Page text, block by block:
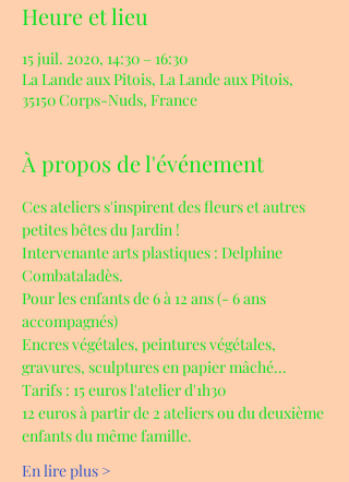
Heure et lieu
15 juil. 2020, 14:30 – 16:30
La Lande aux Pitois, La Lande aux Pitois,
35150 Corps-Nuds, France
À propos de l'événement
Ces ateliers s'inspirent des fleurs et autres
petites bêtes du Jardin !
Intervenante arts plastiques : Delphine
Combataladès.
Pour les enfants de 6 à 12 ans (- 6 ans
accompagnés)
Encres végétales, peintures végétales,
gravures, sculptures en papier mâché...
Tarifs : 15 euros l'atelier d'1h30
12 euros à partir de 2 ateliers ou du deuxième
enfants du même famille.
En lire plus >